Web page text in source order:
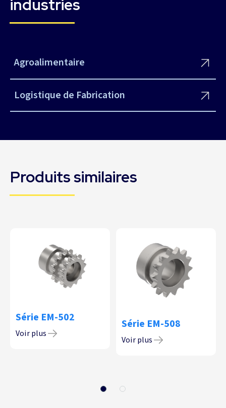
industries
Agroalimentaire
Logistique de Fabrication
Produits similaires
Série EM-502
Voir plus
Série EM-508
Voir plus